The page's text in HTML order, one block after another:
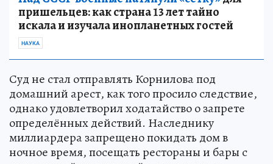
пришельцев: как страна 13 лет тайно
искала и изучала инопланетных гостей
НАУКА
Суд не стал отправлять Корнилова под
домашний арест, как того просило следствие,
однако удовлетворил ходатайство о запрете
определённых действий. Наследнику
миллиардера запрещено покидать дом в
ночное время, посещать рестораны и бары с